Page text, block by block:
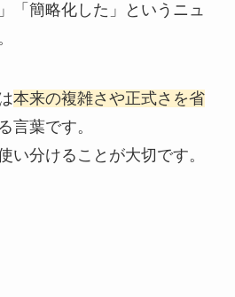
「簡略化した」というニュ
本来の複雑さや正式さを省
言葉です。
い分けることが大切です。